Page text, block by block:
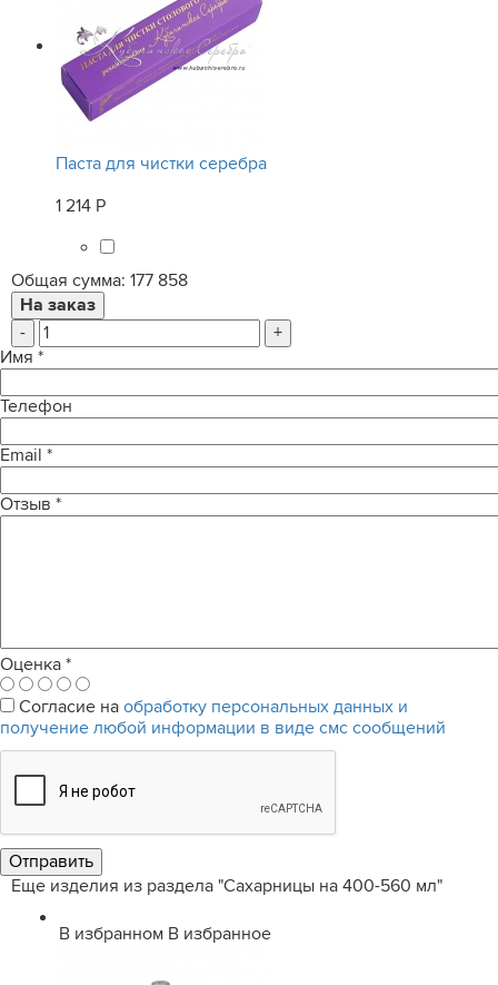
Паста для чистки серебра
1 214 Р
Общая сумма: 177 858
-
+
Имя *
Телефон
Email *
Отзыв *
Оценка *
Согласие на обработку персональных данных и
получение любой информации в виде смс сообщений
Еще изделия из раздела "Сахарницы на 400-560 мл"
В избранном В избранное